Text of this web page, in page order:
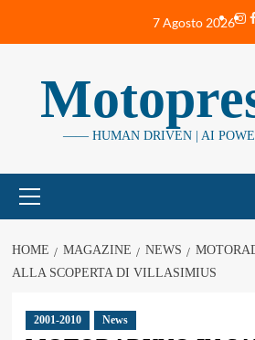
7 Agosto 2026
—— HUMAN DRIVEN | AI
principale
HOME MAGAZINE NEWS
ALLA SCOPERTA DI VILLASIMIUS
2001-2010 News